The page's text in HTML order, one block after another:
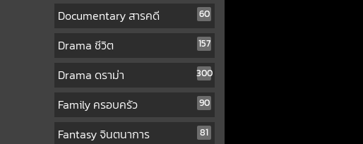
Documentary สารคดี 60
Drama ชีวิต 157
Drama ดราม่า 300
Family ครอบครัว 90
Fantasy จินตนาการ 81